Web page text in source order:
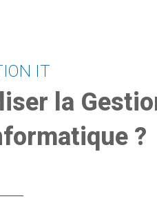
IT
la
?